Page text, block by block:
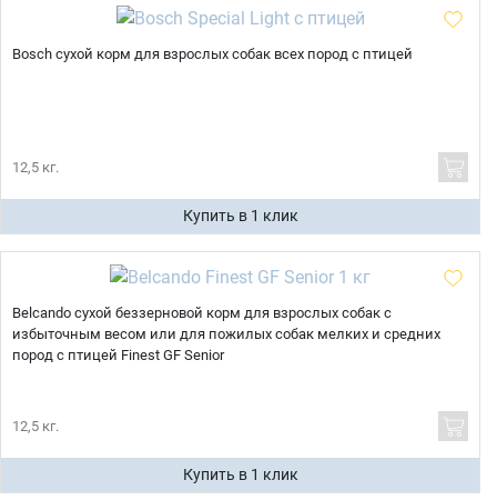
Bosch сухой корм для взрослых собак всех пород с птицей
12,5 кг.
Купить в 1 клик
Belcando сухой беззерновой корм для взрослых собак с
избыточным весом или для пожилых собак мелких и средних
пород с птицей Finest GF Senior
12,5 кг.
Купить в 1 клик